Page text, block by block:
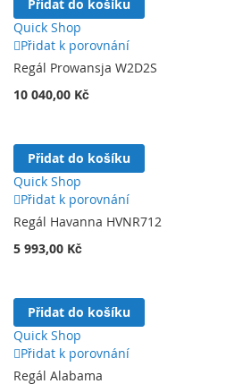
Přidat do košíku
Quick Shop
Přidat k porovnání
Regál Prowansja W2D2S
10 040,00 Kč
Přidat do košíku
Quick Shop
Přidat k porovnání
Regál Havanna HVNR712
5 993,00 Kč
Přidat do košíku
Quick Shop
Přidat k porovnání
Regál Alabama